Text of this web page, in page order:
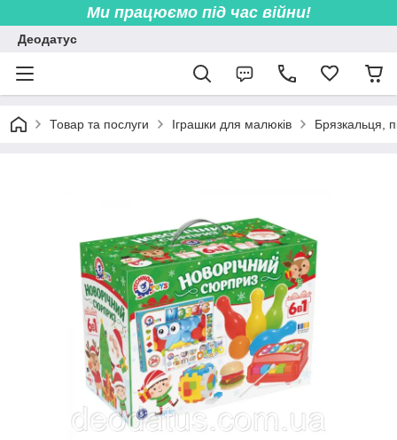
Ми працюємо під час війни!
Деодатус
Товар та послуги Іграшки для малюків Брязкальця,